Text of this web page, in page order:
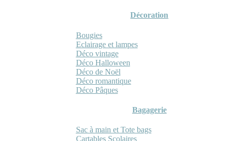
Décoration
Bougies
Eclairage et lampes
Déco vintage
Déco Halloween
Déco de Noël
Déco romantique
Déco Pâques
Bagagerie
Sac à main et Tote bags
Cartables Scolaires